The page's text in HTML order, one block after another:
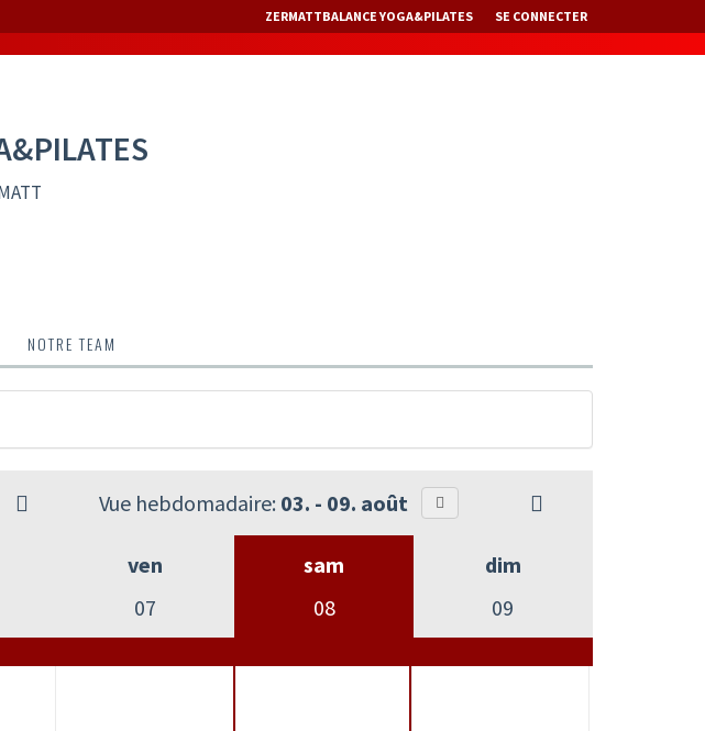
ZERMATTBALANCE YOGA&PILATES SE CONNECTER
NOTRE TEAM
Vue hebdomadaire: 03. - 09. août
ven
07
sam
08
dim
09